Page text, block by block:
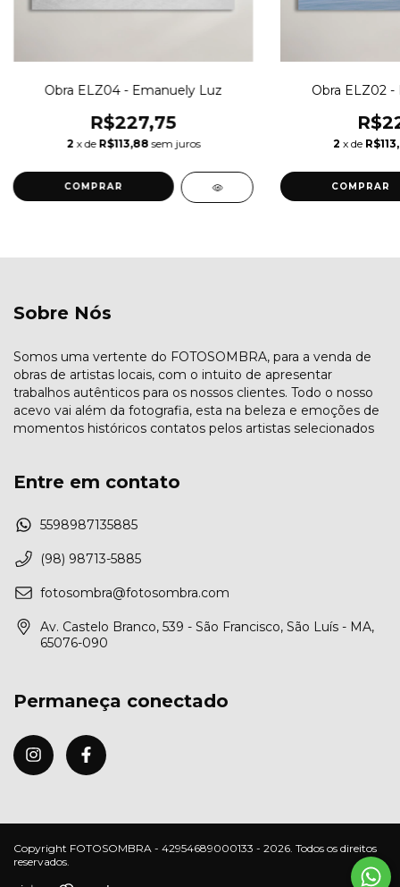
Obra ELZ04 - Emanuely Luz
R$227,75
2 x de R$113,88 sem juros
COMPRAR
Obra ELZ02
2 x de
COMPRAR
Sobre Nós
Somos uma vertente do FOTOSOMBRA, para a venda de
obras de artistas locais, com o intuito de apresentar
trabalhos autênticos para os nossos clientes. Todo o nosso
acevo vai além da fotografia, esta na beleza e emoções de
momentos históricos contatos pelos artistas selecionados
Entre em contato
5598987135885
(98) 98713-5885
fotosombra@fotosombra.com
Av. Castelo Branco, 539 - São Francisco, São Luís - MA,
65076-090
Permaneça conectado
Copyright FOTOSOMBRA - 42954689000133 - 2026. Todos os direitos
reservados.